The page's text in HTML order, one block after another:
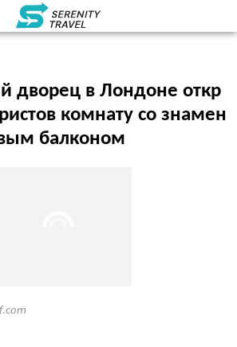
дворец в Лондоне откр
комнату со знамен
балконом